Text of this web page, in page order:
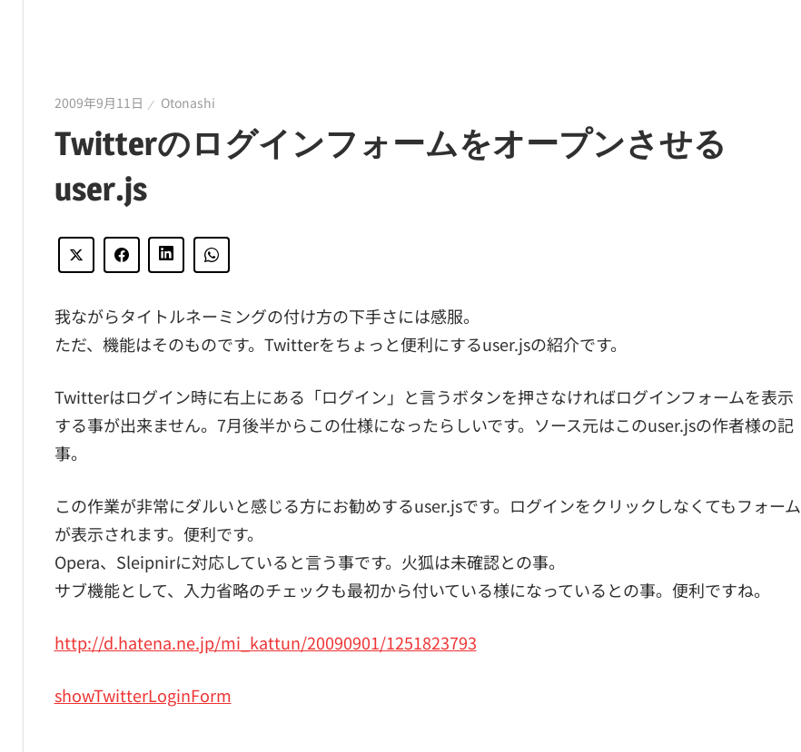
2009年9月11日 Otonashi
Twitterのログインフォームをオープンさせる
user.js
我ながらタイトルネーミングの付け方の下手さには感服。
ただ、機能はそのものです。Twitterをちょっと便利にするuser.jsの紹介です。
Twitterはログイン時に右上にある「ログイン」と言うボタンを押さなければログインフォームを表示
する事が出来ません。7月後半からこの仕様になったらしいです。ソース元はこのuser.jsの作者様の記
事。
この作業が非常にダルいと感じる方にお勧めするuser.jsです。ログインをクリックしなくてもフォーム
が表示されます。便利です。
Opera、Sleipnirに対応していると言う事です。火狐は未確認との事。
サブ機能として、入力省略のチェックも最初から付いている様になっているとの事。便利ですね。
http://d.hatena.ne.jp/mi_kattun/20090901/1251823793
showTwitterLoginForm